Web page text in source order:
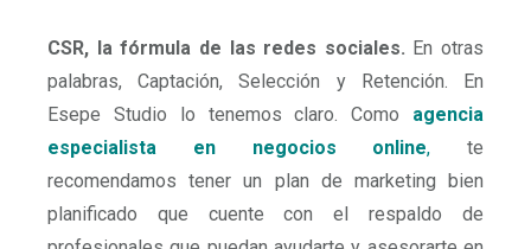
CSR, la fórmula de las redes sociales. En otras
palabras, Captación, Selección y Retención. En
Esepe Studio lo tenemos claro. Como agencia
especialista en negocios online, te
recomendamos tener un plan de marketing bien
planificado que cuente con el respaldo de